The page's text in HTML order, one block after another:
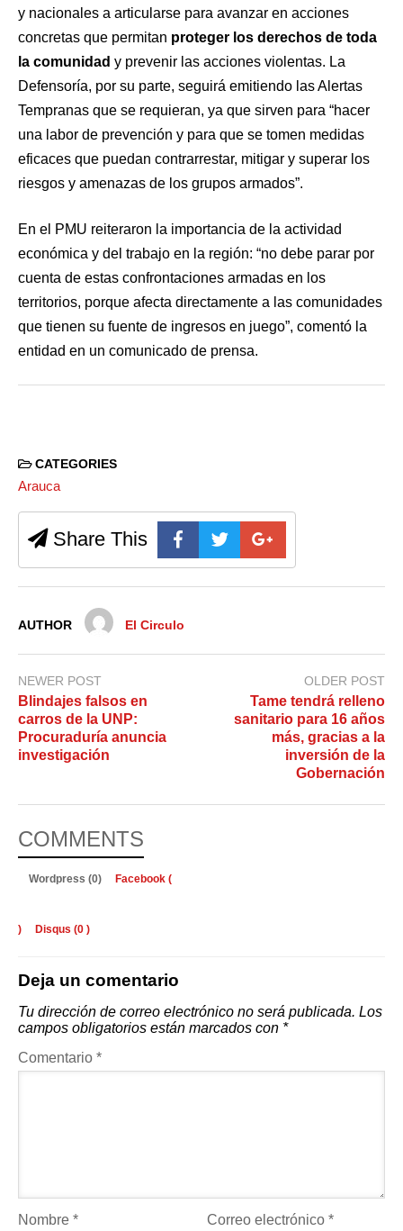
y nacionales a articularse para avanzar en acciones
concretas que permitan proteger los derechos de toda
la comunidad y prevenir las acciones violentas. La
Defensoría, por su parte, seguirá emitiendo las Alertas
Tempranas que se requieran, ya que sirven para “hacer
una labor de prevención y para que se tomen medidas
eficaces que puedan contrarrestar, mitigar y superar los
riesgos y amenazas de los grupos armados”.
En el PMU reiteraron la importancia de la actividad
económica y del trabajo en la región: “no debe parar por
cuenta de estas confrontaciones armadas en los
territorios, porque afecta directamente a las comunidades
que tienen su fuente de ingresos en juego”, comentó la
entidad en un comunicado de prensa.
CATEGORIES
Arauca
Share This
AUTHOR El Circulo
NEWER POST
Blindajes falsos en
carros de la UNP:
Procuraduría anuncia
investigación
OLDER POST
Tame tendrá relleno
sanitario para 16 años
más, gracias a la
inversión de la
Gobernación
COMMENTS
Wordpress (0) Facebook (
) Disqus (0 )
Deja un comentario
Tu dirección de correo electrónico no será publicada. Los
campos obligatorios están marcados con *
Comentario *
Nombre * Correo electrónico*